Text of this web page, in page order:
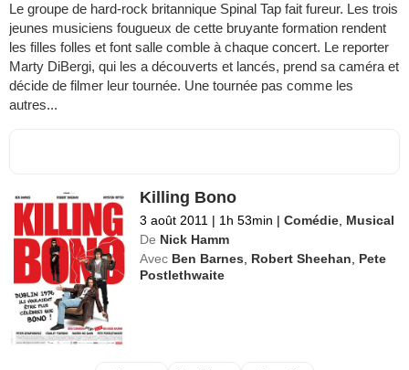
Le groupe de hard-rock britannique Spinal Tap fait fureur. Les trois
jeunes musiciens fougueux de cette bruyante formation rendent
les filles folles et font salle comble à chaque concert. Le reporter
Marty DiBergi, qui les a découverts et lancés, prend sa caméra et
décide de filmer leur tournée. Une tournée pas comme les
autres...
Killing Bono
3 août 2011 | 1h 53min | Comédie Musical
De Nick Hamm
Avec Ben Barnes Robert Sheehan
Pete
Postlethwaite